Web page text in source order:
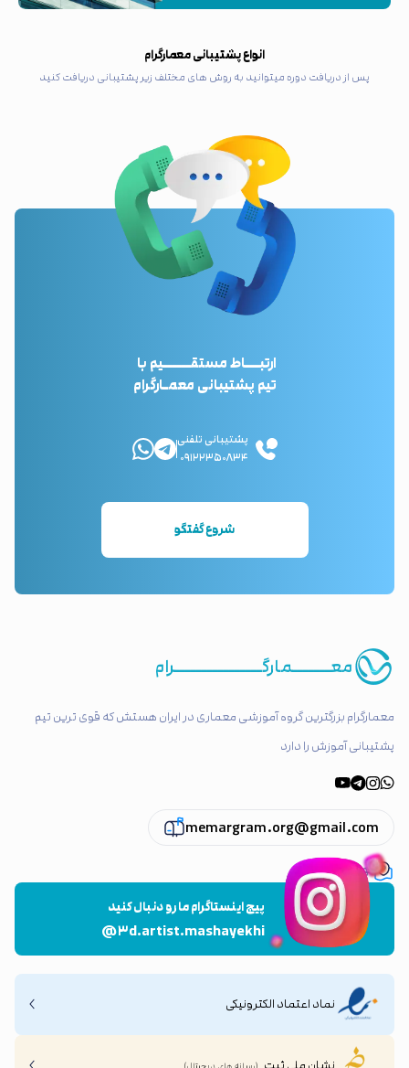
انواع پشتیبانی معمارگرام
پس از دریافت دوره میتوانید به روش های مختلف زیر پشتیبانی دریافت کنید
ارتبـــاط مستقــــــیم با
تیم پشتیبانی معمـارگرام
پشتیبانی تلفنی
۰۹۱۲۲۳۵۰۸۳۴
شروع گفتگو
معـــــــمارگــــــــــــــــرام
معمارگرام بزرگترین گروه آموزشی معماری در ایران هستش که قوی ترین تیم
پشتیبانی آموزش را دارد
memargram.org@gmail.com
تهران ، پاسداران
پیج اینستاگرام ما رو دنبال کنید
@۳d.artist.mashayekhi
نماد اعتماد الکترونیکی